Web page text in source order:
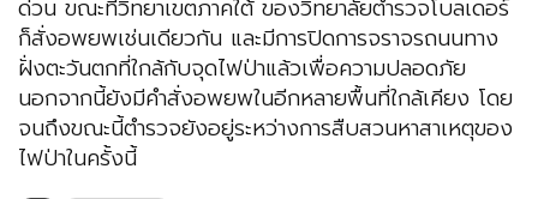
ด่วน ขณะที่วิทยาเขตภาคใต้ ของวิทยาลัยตำรวจโบลเดอร์
ก็สั่งอพยพเช่นเดียวกัน และมีการปิดการจราจรถนนทาง
ฝั่งตะวันตกที่ใกล้กับจุดไฟป่าแล้วเพื่อความปลอดภัย
นอกจากนี้ยังมีคำสั่งอพยพในอีกหลายพื้นที่ใกล้เคียง โดย
จนถึงขณะนี้ตำรวจยังอยู่ระหว่างการสืบสวนหาสาเหตุของ
ไฟป่าในครั้งนี้